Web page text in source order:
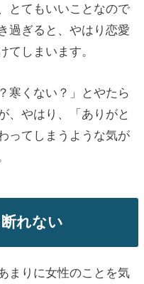
とてもいいことなので
過ぎると、やはり恋愛
てしまいます。
寒くない？」とやたら
、やはり、「ありがと
ってしまうような気が
れない
まりに女性のことを気